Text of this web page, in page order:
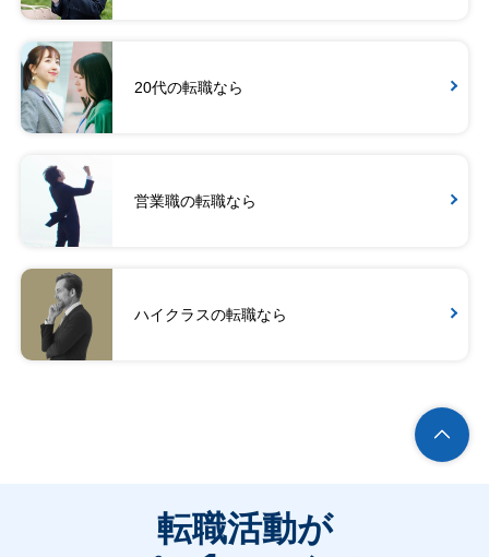
20代の転職なら
営業職の転職なら
ハイクラスの転職なら
転職活動が